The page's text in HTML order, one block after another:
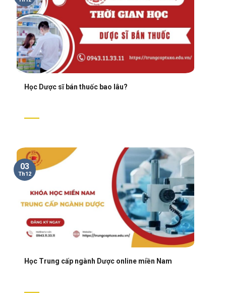
Học Dược sĩ bán thuốc bao lâu?
Học Trung cấp ngành Dược online miền Nam
03
Th12